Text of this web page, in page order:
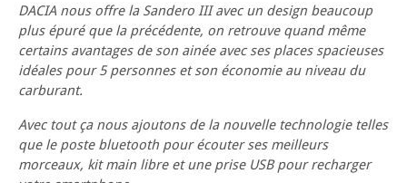
DACIA nous offre la Sandero III avec un design beaucoup
plus épuré que la précédente, on retrouve quand même
certains avantages de son ainée avec ses places spacieuses
idéales pour 5 personnes et son économie au niveau du
carburant.
Avec tout ça nous ajoutons de la nouvelle technologie telles
que le poste bluetooth pour écouter ses meilleurs
morceaux, kit main libre et une prise USB pour recharger